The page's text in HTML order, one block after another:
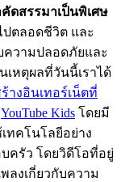
คัดสรรมาเป็นพิเศษ
ปตลอดชีวิต และ
ความปลอดภัยและ
เหตุผลที่วันนี้เราได้
ร้างอินเทอร์เน็ตที่
YouTube Kids โดยมี
ทคโนโลยีอย่าง
ครัว โดยวิดีโอที่อยู่
ลงเกี่ยวกับความ